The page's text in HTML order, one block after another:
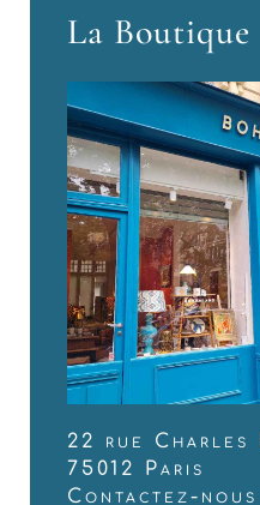
La Boutique
22 rue Charles
75012 Paris
Contactez-nous